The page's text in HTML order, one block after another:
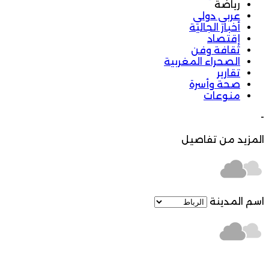
رياضة
عربي دولي
أخبار الجالية
إقتصاد
ثقافة وفن
الصحراء المغربية
تقارير
صحة وأسرة
منوعات
-
المزيد من تفاصيل
اسم المدينة